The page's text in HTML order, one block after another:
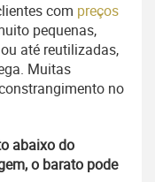
com preços
pequenas,
até reutilizadas,
Muitas
no
abaixo do
o barato pode